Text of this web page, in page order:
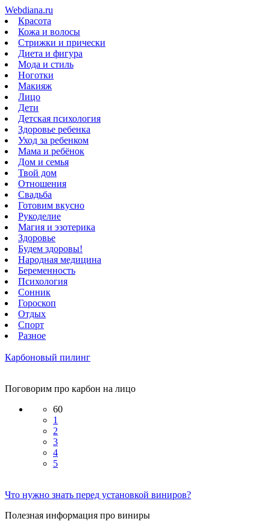
Webdiana.ru
Красота
Кожа и волосы
Стрижки и прически
Диета и фигура
Мода и стиль
Ноготки
Макияж
Лицо
Дети
Детская психология
Здоровье ребенка
Уход за ребенком
Мама и ребёнок
Дом и семья
Твой дом
Отношения
Свадьба
Готовим вкусно
Рукоделие
Магия и эзотерика
Здоровье
Будем здоровы!
Народная медицина
Беременность
Психология
Сонник
Гороскоп
Отдых
Спорт
Разное
Карбоновый пилинг
Поговорим про карбон на лицо
60
1
2
3
4
5
Что нужно знать перед установкой виниров?
Полезная информация про виниры